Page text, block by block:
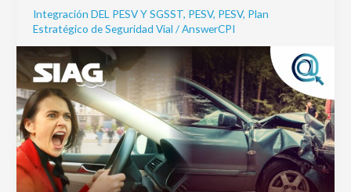
Integración DEL PESV Y SGSST, PESV, PESV, Plan
Estratégico de Seguridad Vial /AnswerCPI
emociones
conducir